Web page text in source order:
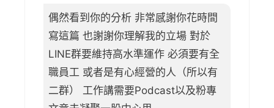
偶然看到你的分析 非常感謝你花時間
寫這篇 也謝謝你理解我的立場 對於
LINE群要維持高水準運作 必須要有全
職員工 或者是有心經營的人（所以有
二群） 工作講需要Podcast以及粉專